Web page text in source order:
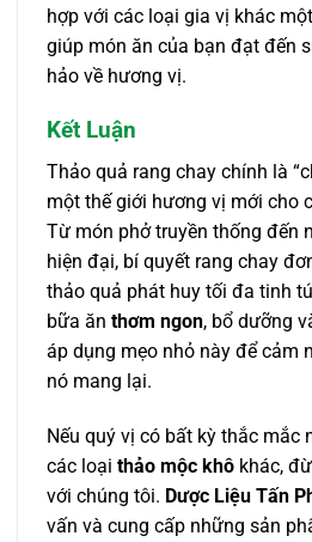
hợp với các loại gia vị khác
giúp món ăn của bạn đạt đến
hảo về hương vị.
Kết Luận
Thảo quả rang chay chính là
một thế giới hương vị mới cho
Từ món phở truyền thống đến
hiện đại, bí quyết rang chay
thảo quả phát huy tối đa tinh
bữa ăn thơm ngon, bổ dưỡng
áp dụng mẹo nhỏ này để cảm
nó mang lại.
Nếu quý vị có bất kỳ thắc mắc
các loại thảo mộc khô khác,
với chúng tôi. Dược Liệu Tấn
vấn và cung cấp những sản